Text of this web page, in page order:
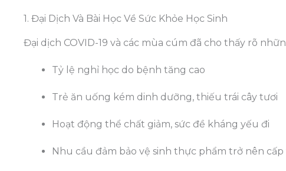
1. Đại Dịch Và Bài Học Về Sức Khỏe Học Sinh
Đại dịch COVID-19 và các mùa cúm đã cho thấy rõ
Tỷ lệ nghỉ học do bệnh tăng cao
Trẻ ăn uống kém dinh dưỡng, thiếu trái cây tươi
Hoạt động thể chất giảm, sức đề kháng yếu đi
Nhu cầu đảm bảo vệ sinh thực phẩm trở nên